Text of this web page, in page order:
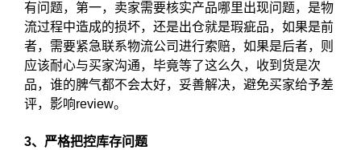
有问题，第一，卖家需要核实产品哪里出现问题，是物
流过程中造成的损坏，还是出仓就是瑕疵品，如果是前
者，需要紧急联系物流公司进行索赔，如果是后者，则
应该耐心与买家沟通，毕竟等了这么久，收到货是次
品，谁的脾气都不会太好，妥善解决，避免买家给予差
评，影响review。
3、严格把控库存问题